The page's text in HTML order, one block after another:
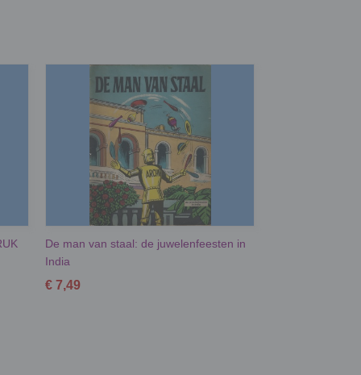
De man van staal: de juwelenfeesten in
India
€ 7,49